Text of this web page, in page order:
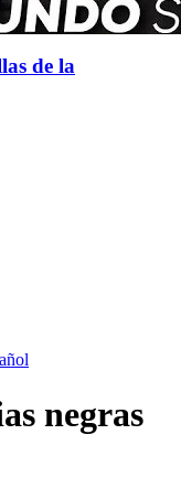
de la
negras